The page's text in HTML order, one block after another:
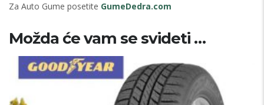
Za Auto Gume posetite GumeDedra.com
Možda će vam se svideti …